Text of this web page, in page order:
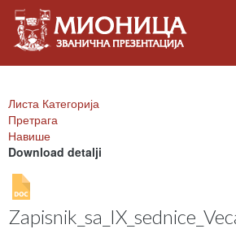
Листа Категорија
Претрага
Навише
Download detalji